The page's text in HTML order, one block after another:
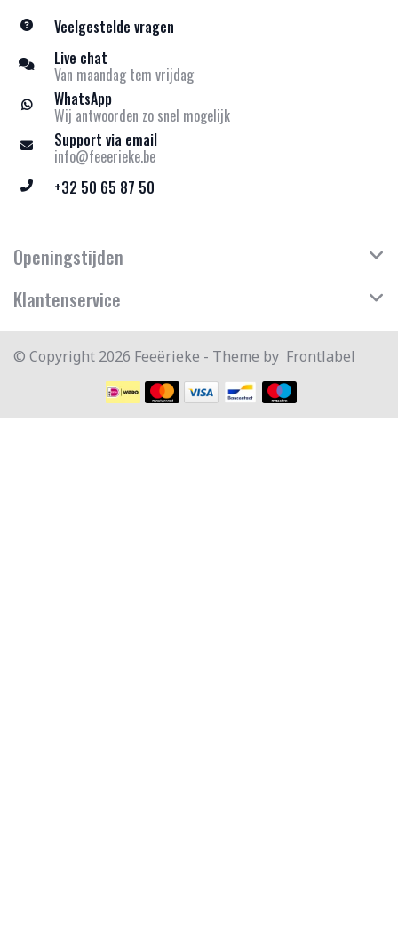
Veelgestelde vragen
Live chat
Van maandag tem vrijdag
WhatsApp
Wij antwoorden zo snel mogelijk
Support via email
info@feeerieke.be
+32 50 65 87 50
Openingstijden
Klantenservice
© Copyright 2026 Feeërieke - Theme by Frontlabel